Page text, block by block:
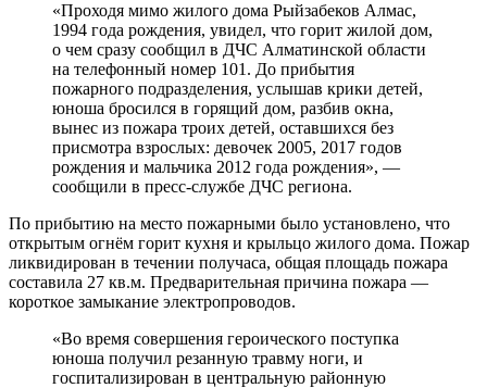
«Проходя мимо жилого дома Рыйзабеков Алмас,
1994 года рождения, увидел, что горит жилой дом,
о чем сразу сообщил в ДЧС Алматинской области
на телефонный номер 101. До прибытия
пожарного подразделения, услышав крики детей,
юноша бросился в горящий дом, разбив окна,
вынес из пожара троих детей, оставшихся без
присмотра взрослых: девочек 2005, 2017 годов
рождения и мальчика 2012 года рождения», —
сообщили в пресс-службе ДЧС региона.
По прибытию на место пожарными было установлено, что
открытым огнём горит кухня и крыльцо жилого дома. Пожар
ликвидирован в течении получаса, общая площадь пожара
составила 27 кв.м. Предварительная причина пожара —
короткое замыкание электропроводов.
«Во время совершения героического поступка
юноша получил резанную травму ноги, и
госпитализирован в центральную районную